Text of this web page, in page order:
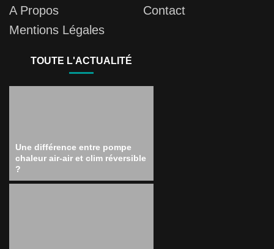
A Propos
Contact
Mentions Légales
TOUTE L'ACTUALITÉ
Une différence entre pompe
chaleur air-air et clim réversible
?